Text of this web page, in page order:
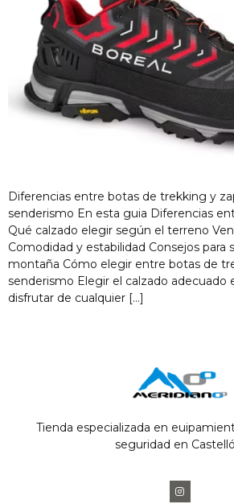
Diferencias entre botas de trekking y
senderismo En esta guia Diferencias
Qué calzado elegir según el terreno
Comodidad y estabilidad Consejos para
montaña Cómo elegir entre botas de
senderismo Elegir el calzado adecuado
disfrutar de cualquier […]
Tienda especializada en
seguridad en